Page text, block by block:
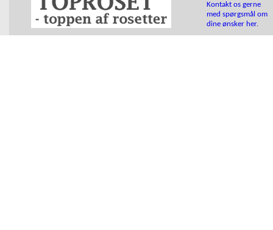
Kontakt os gerne
med spørgsmål om
dine ønsker her.